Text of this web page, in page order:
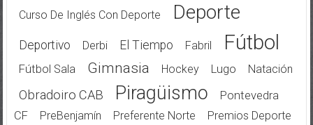
Curso De Inglés Con Deporte
Deporte
Deportivo Derbi El Tiempo Fabril Fútbol
Fútbol Sala Gimnasia Hockey Lugo Natación
Obradoiro CAB Piragüismo
Pontevedra
CF
PreBenjamín Preferente Norte
Premios Deporte